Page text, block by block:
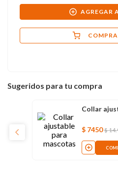
AGREGAR
Sugeridos para tu compra
Collar
$ 7450 $14.